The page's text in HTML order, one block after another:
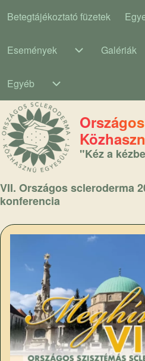
Main navigation
Betegtájékoztató füzetek
Események
Események
Galériák
Egyéb
"Kéz a
VII. Országos scleroderma
konferencia